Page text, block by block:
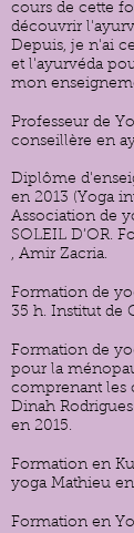
cours de cette
découvrir
Depuis, je n'ai
et l'ayurvéda
mon
Professeur de
conseillère en
Diplôme
en 2013 (Yoga
Association de
SOLEIL D’OR.
, Amir Zacria.
Formation de
35 h. Institut de
Formation de
pour la
comprenant les
Dinah
en 2015.
Formation en
yoga Mathieu en
Formation en